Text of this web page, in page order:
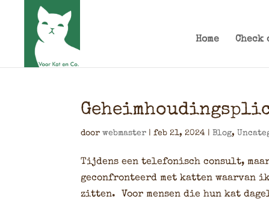
Home
doorwebmaster |feb 21, 2024 | Blog,
Tijdens een telefonisch consult,
geconfronteerd met katten waarvan
zitten. Voor mensen die hun kat